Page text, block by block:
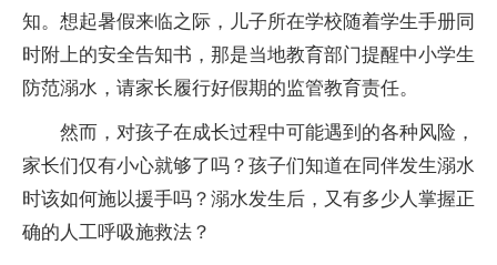
知。想起暑假来临之际，儿子所在学校随着学生手册同
时附上的安全告知书，那是当地教育部门提醒中小学生
防范溺水，请家长履行好假期的监管教育责任。
然而，对孩子在成长过程中可能遇到的各种风险，
家长们仅有小心就够了吗？孩子们知道在同伴发生溺水
时该如何施以援手吗？溺水发生后，又有多少人掌握正
确的人工呼吸施救法？